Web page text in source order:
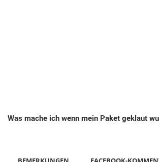
Was mache ich wenn mein Paket geklaut